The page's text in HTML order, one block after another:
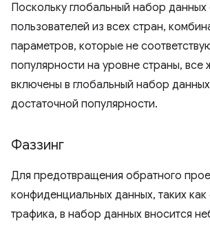
Поскольку глобальный набор данных
пользователей из всех стран,
параметров, которые не
популярности на уровне страны, все
включены в глобальный набор
достаточной популярности.
Фаззинг
Для предотвращения обратного
конфиденциальных данных, таких
трафика, в набор данных вносится